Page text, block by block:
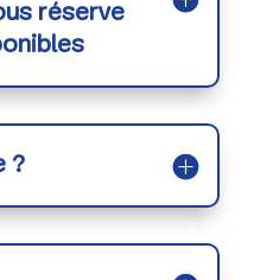
réserve
?